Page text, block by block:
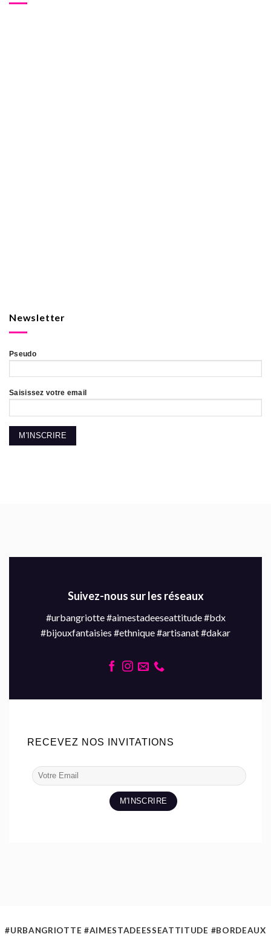
Newsletter
Pseudo
Saisissez votre email
Suivez-nous sur les réseaux
#urbangriotte #aimestadeeseattitude #bdx
#bijouxfantaisies #ethnique #artisanat #dakar
RECEVEZ NOS INVITATIONS
#URBANGRIOTTE #AIMESTADEESSEATTITUDE #BORDEAUX